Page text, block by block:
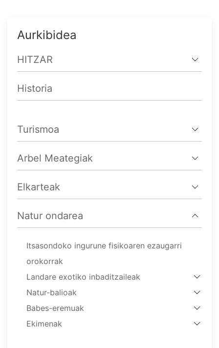
Aurkibidea
HITZAR
Historia
Turismoa
Arbel Meategiak
Elkarteak
Natur ondarea
Itsasondoko ingurune fisikoaren ezaugarri
orokorrak
Landare exotiko inbaditzaileak
Natur-balioak
Babes-eremuak
Ekimenak